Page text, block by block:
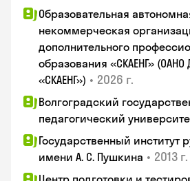
Образовательная
некоммерческая
дополнительного
образования «СКАЕНГ» (ОАНО
«СКАЕНГ») • 2026 г.
Волгоградский
педагогический
Государственный институт
имени А. С. Пушкина • 2013 г.